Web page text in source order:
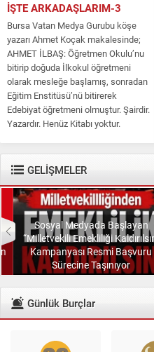
İŞTE ARKADAŞLARIM-3
Bursa Vatan Medya Gurubu köşe
yazarı Ahmet Koçak makalesinde;
AHMET İLBAŞ: Öğretmen Okulu’nu
bitirip doğuda İlkokul öğretmeni
olarak mesleğe başlamış, sonradan
Eğitim Enstitüsü’nü bitirerek
Edebiyat öğretmeni olmuştur. Şairdir.
Yazardır. Henüz Kitabı yoktur.
diyenlere güler geçer. Yüce...
GELİŞMELER
Sosyal Medyada Başlayan
“Milletvekili Emekliliği Kaldırılsın”
Kampanyası Resmi Başvuru
Sürecine Taşınıyor
Günlük Burçlar